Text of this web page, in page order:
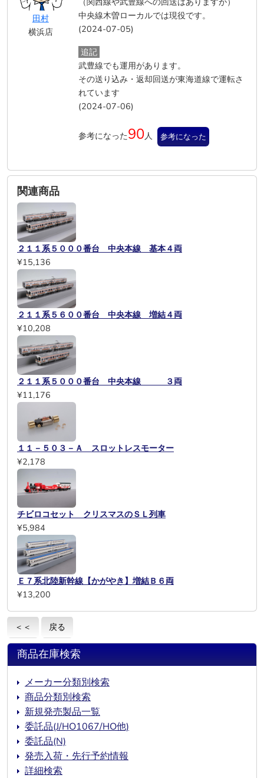
田村
横浜店
中央線木曽ローカルでは現役です。
(2024-07-05)
追記
武豊線でも運用があります。
その送り込み・返却回送が東海道線で運転さ
れています
(2024-07-06)
参考になった90人 参考になった
関連商品
２１１系５０００番台 中央本線 基本４両
¥15,136
２１１系５６００番台 中央本線 増結４両
¥10,208
２１１系５０００番台 中央本線 ３両
¥11,176
１１－５０３－Ａ スロットレスモーター
¥2,178
チビロコセット クリスマスのＳＬ列車
¥5,984
Ｅ７系北陸新幹線【かがやき】増結Ｂ６両
¥13,200
＜＜ 戻る
商品在庫検索
メーカー分類別検索
商品分類別検索
新規発売製品一覧
委託品(J/HO1067/HO他)
委託品(N)
発売入荷・先行予約情報
詳細検索